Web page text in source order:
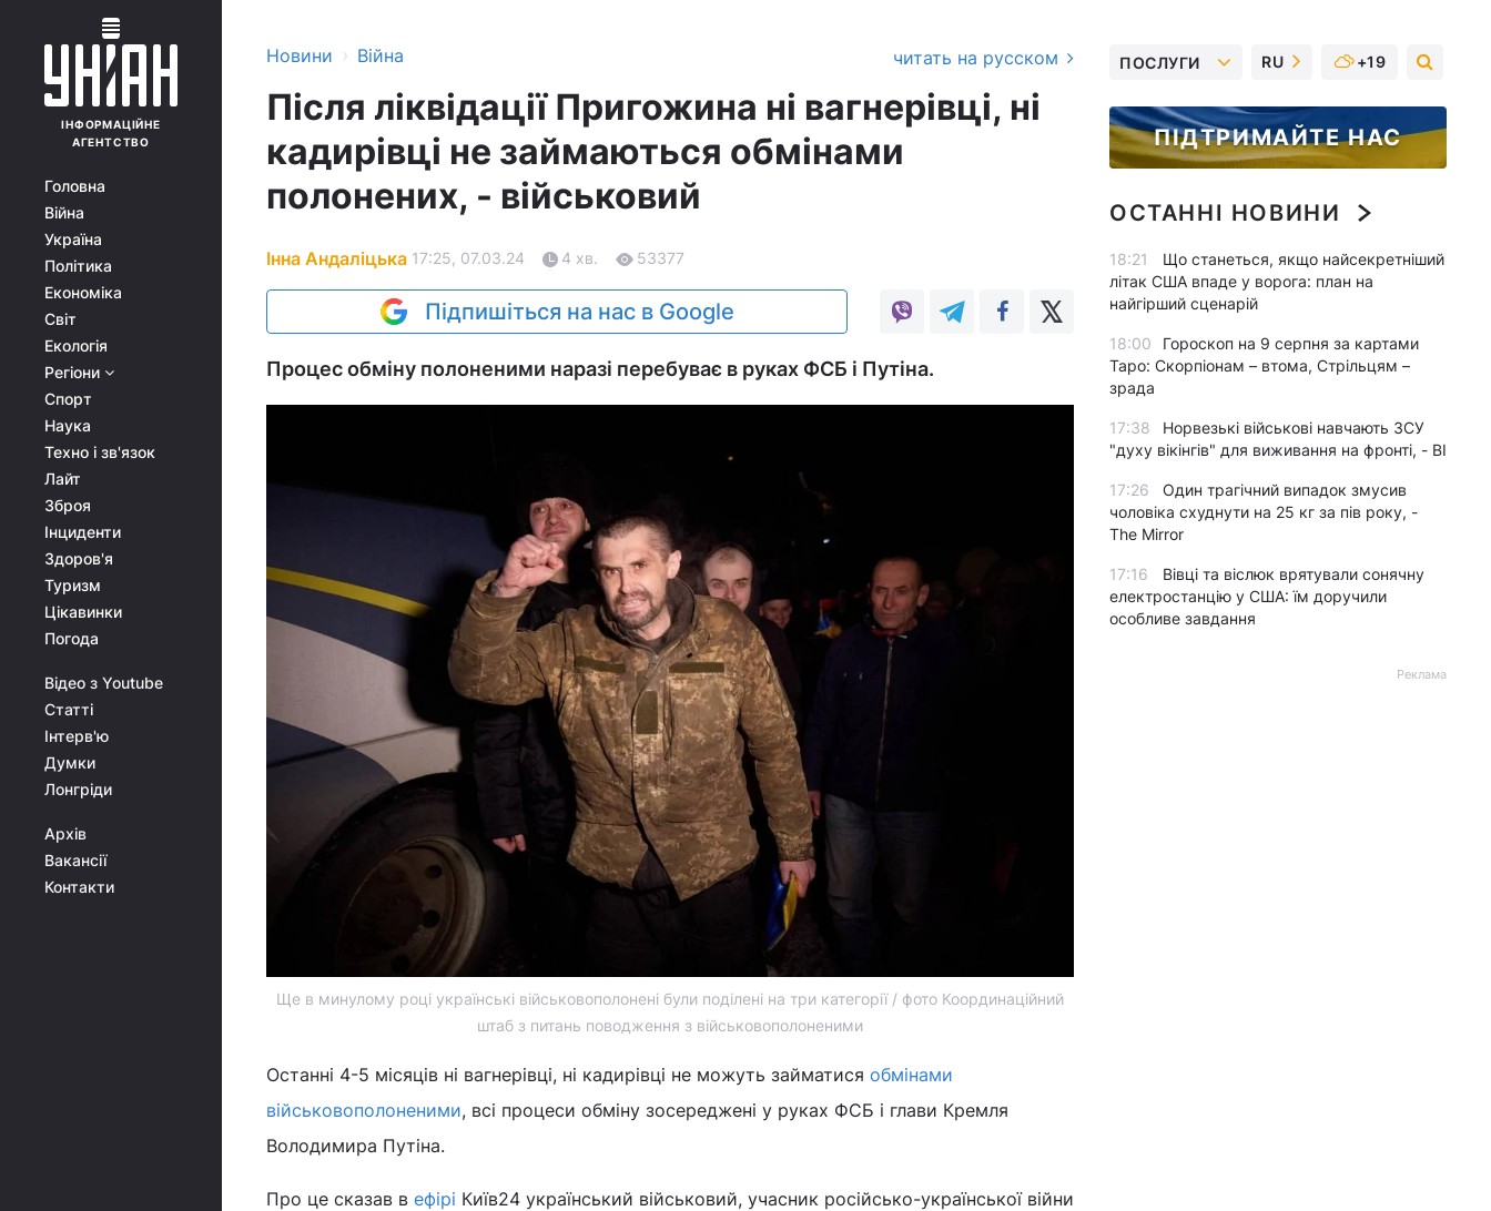
ІНФОРМАЦІЙНЕ
АГЕНТСТВО
Головна
Війна
Україна
Політика
Економіка
Світ
Екологія
Регіони
Спорт
Наука
Техно і зв'язок
Лайт
Зброя
Інциденти
Здоров'я
Туризм
Цікавинки
Погода
Відео з Youtube
Статті
Інтерв'ю
Думки
Лонгріди
Архів
Вакансії
Контакти
Новини › Війна читать на русском
Після ліквідації Пригожина ні вагнерівці, ні
кадирівці не займаються обмінами
полонених, - військовий
Інна Андаліцька 17:25, 07.03.24 4 хв. 53377
Підпишіться на нас в Google
Процес обміну полоненими наразі перебуває в руках ФСБ і Путіна.
Ще в минулому році українські військовополонені були поділені на три категорії / фото Координаційний
штаб з питань поводження з військовополоненими
Останні 4-5 місяців ні вагнерівці, ні кадирівці не можуть займатися обмінами
військовополоненими, всі процеси обміну зосереджені у руках ФСБ і глави Кремля
Володимира Путіна.
Про це сказав в ефірі Київ24 український військовий, учасник російсько-української війни
ПОСЛУГИ RU +19
ПІДТРИМАЙТЕ НАС
ОСТАННІ НОВИНИ
18:21
Що станеться, якщо найсекретніший
літак США впаде у ворога: план на
найгірший сценарій
18:00
Гороскоп на 9 серпня за картами
Таро: Скорпіонам – втома, Стрільцям –
зрада
17:38
Норвезькі військові навчають ЗСУ
"духу вікінгів" для виживання на фронті, - BI
17:26
Один трагічний випадок змусив
чоловіка схуднути на 25 кг за пів року, -
The Mirror
17:16
Вівці та віслюк врятували сонячну
електростанцію у США: їм доручили
особливе завдання
Реклама